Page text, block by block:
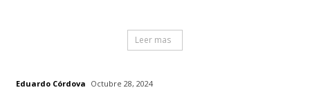
Leer mas
Eduardo Córdova Octubre 28, 2024